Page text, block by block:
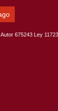
675243 Ley 11723